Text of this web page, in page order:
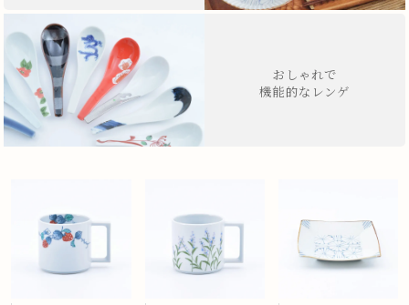
おしゃれで
機能的なレンゲ